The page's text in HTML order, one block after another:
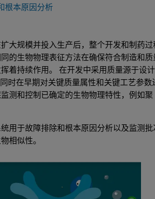
根本原因分析
大规模并投入生产后，整个开发和制药过
的生物物理表征方法在确保符合制造和质
着持续作用。 在开发中采用质量源于设计
时在早期对关键质量属性和关键工艺参数
测和控制已确定的生物物理特性，例如聚
用于故障排除和根本原因分析以及监测批
相似性。